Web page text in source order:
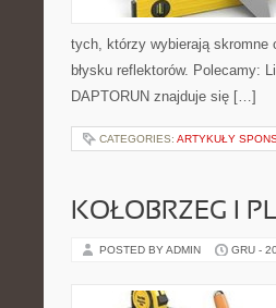
tych, którzy wybierają skromne
błysku reflektorów. Polecamy:
DAPTORUN znajduje się […]
CATEGORIES: ARTYKUŁY
KOŁOBRZEG I
POSTED BY ADMIN GRU -